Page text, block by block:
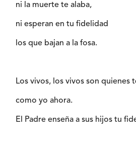
ni la muerte te alaba,
ni esperan en tu fidelidad
los que bajan a la fosa.
Los vivos, los vivos son quienes
como yo ahora.
El Padre enseña a sus hijos tu